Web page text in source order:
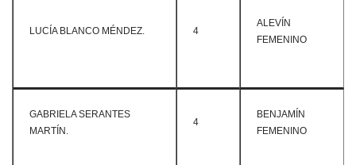
LUCÍA BLANCO MÉNDEZ. 4
ALEVÍN
FEMENINO
GABRIELA SERANTES
MARTÍN.
4
BENJAMÍN
FEMENINO